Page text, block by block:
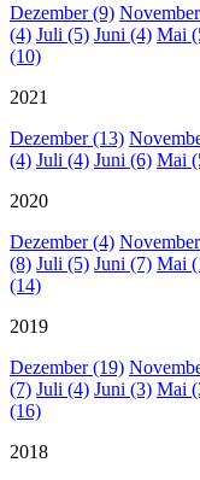
Dezember (9)
(4) Juli (5) Juni (4) Mai
(10)
2021
Dezember (13)
(4) Juli (4) Juni (6) Mai
2020
Dezember (4)
(8) Juli (5) Juni (7) Mai
(14)
2019
Dezember (19)
(7) Juli (4) Juni (3) Mai
(16)
2018